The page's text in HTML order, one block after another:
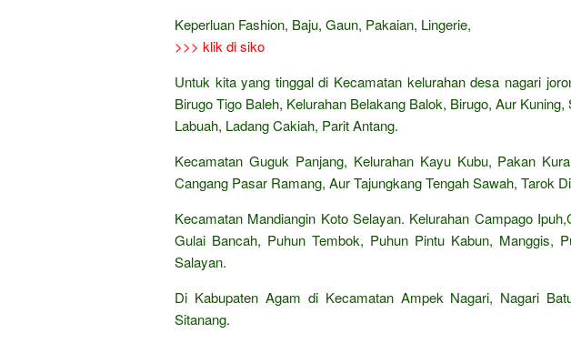
Keperluan Fashion, Baju, Gaun, Pakaian, Lingerie,
>>> klik di siko
Untuk kita yang tinggal di Kecamatan kelurahan desa nagari
Birugo Tigo Baleh, Kelurahan Belakang Balok, Birugo, Aur
Labuah, Ladang Cakiah, Parit Antang.
Kecamatan Guguk Panjang, Kelurahan Kayu Kubu, Pakan
Cangang Pasar Ramang, Aur Tajungkang Tengah Sawah, Tarok
Kecamatan Mandiangin Koto Selayan. Kelurahan Campago
Gulai Bancah, Puhun Tembok, Puhun Pintu Kabun, Manggis,
Salayan.
Di Kabupaten Agam di Kecamatan Ampek Nagari, Nagari
Sitanang.